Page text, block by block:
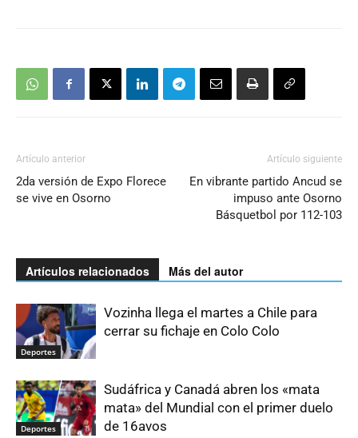
Artículo anterior
2da versión de Expo Florece
se vive en Osorno
Artículo siguiente
En vibrante partido Ancud se
impuso ante Osorno
Básquetbol por 112-103
Artículos relacionados Más del autor
Deportes
Vozinha llega el martes a Chile para
cerrar su fichaje en Colo Colo
Deportes
Sudáfrica y Canadá abren los «mata
mata» del Mundial con el primer duelo
de 16avos